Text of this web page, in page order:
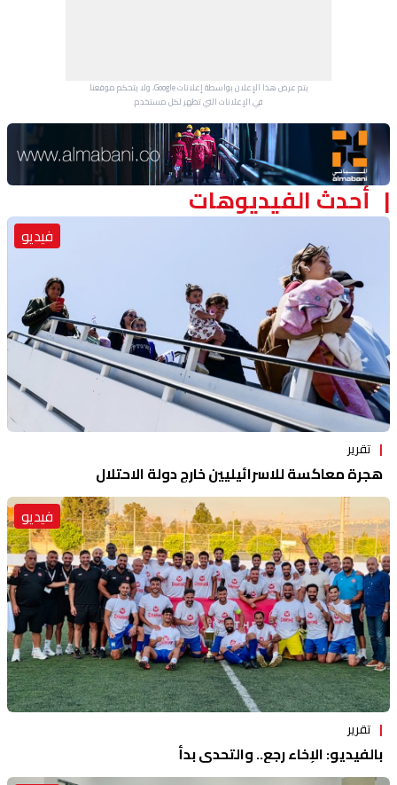
يتم عرض هذا الإعلان بواسطة إعلانات Google، ولا يتحكم موقعنا
في الإعلانات التي تظهر لكل مستخدم.
Advertisement Section
أحدث الفيديوهات
فيديو
تقرير
هجرة معاكسة للاسرائيليين خارج دولة الاحتلال
فيديو
تقرير
بالفيديو: الإخاء رجع.. والتحدي بدأ